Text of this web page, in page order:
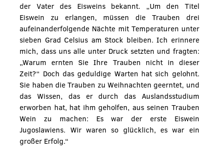
der Vater des Eisweins bekannt. „Um den Titel
Eiswein zu erlangen, müssen die Trauben drei
aufeinanderfolgende Nächte mit Temperaturen unter
sieben Grad Celsius am Stock bleiben. Ich erinnere
mich, dass uns alle unter Druck setzten und fragten:
„Warum ernten Sie Ihre Trauben nicht in dieser
Zeit?“ Doch das geduldige Warten hat sich gelohnt.
Sie haben die Trauben zu Weihnachten geerntet, und
das Wissen, das er durch das Auslandsstudium
erworben hat, hat ihm geholfen, aus seinen Trauben
Wein zu machen: Es war der erste Eiswein
Jugoslawiens. Wir waren so glücklich, es war ein
großer Erfolg.“